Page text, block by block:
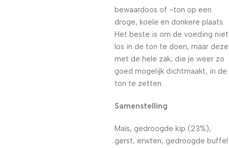
bewaardoos of -ton op een
droge, koele en donkere plaats.
Het beste is om de voeding niet
los in de ton te doen, maar deze
met de hele zak, die je weer zo
goed mogelijk dichtmaakt, in de
ton te zetten.
Samenstelling
Maïs, gedroogde kip (23%),
gerst, erwten, gedroogde buffel